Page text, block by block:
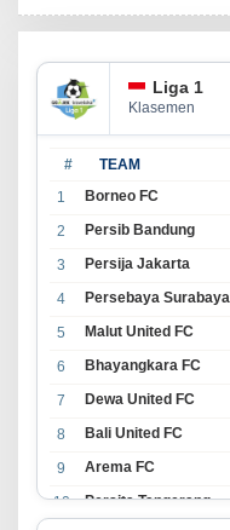
Liga 1
Klasemen
# TEAM
1 Borneo FC
2
Persib Bandung
3
Persija Jakarta
4
Persebaya Surabaya
5
Malut United FC
6
Bhayangkara FC
7
Dewa United FC
8
Bali United FC
9
Arema FC
10
Persita Tangerang